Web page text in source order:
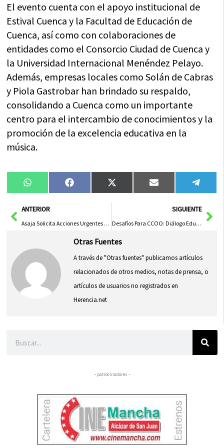
El evento cuenta con el apoyo institucional de
Estival Cuenca y la Facultad de Educación de
Cuenca, así como con colaboraciones de
entidades como el Consorcio Ciudad de Cuenca y
la Universidad Internacional Menéndez Pelayo.
Además, empresas locales como Solán de Cabras
y Piola Gastrobar han brindado su respaldo,
consolidando a Cuenca como un importante
centro para el intercambio de conocimientos y la
promoción de la excelencia educativa en la
música.
Compartir
en
WhatsAppCompartir
en
FacebookCompartir
en
X
(Twitter)
Compartir
en
Email
en
AntANTERIOR
Asaja Solicita Acciones Urgentes para el Campo de Albacete y Cuenca Tras los Daños de la DANA
SIGUIENTE
Desafíos Para CCOO: Diálogo Educativo y Lucha Contra el Fraude en el Campo en un Entorno Cambiante
Otras Fuentes
A través de "Otras fuentes" publicamos artículos
relacionados de otros medios, notas de prensa, o
artículos de usuarios no registrados en
Herencia.net
– patrocinadores –